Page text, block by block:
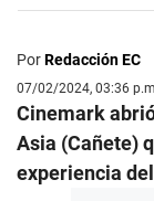
PorRedacción EC
07/02/2024, 03:36
Cinemark
Asia (Cañete)
experiencia